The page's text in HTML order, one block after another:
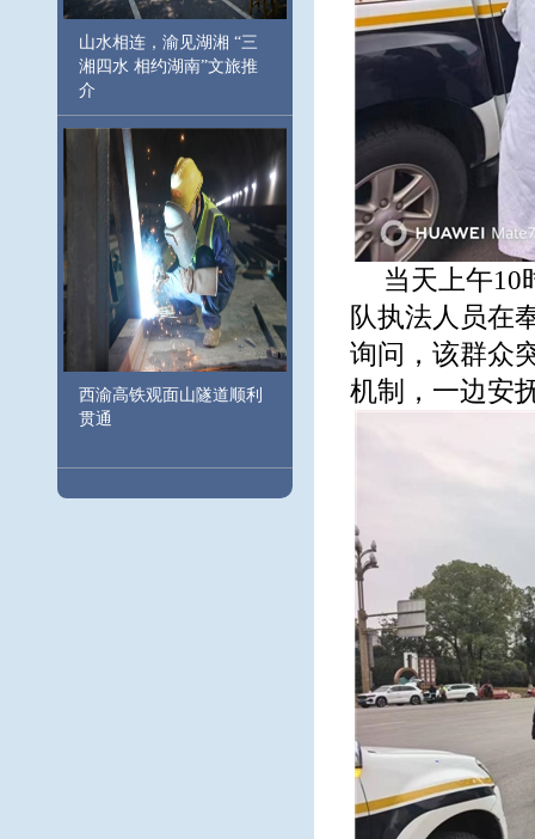
山水相连，渝见湖湘 “三
湘四水 相约湖南”文旅推
介
西渝高铁观面山隧道顺利
贯通
当天上午10
队执法人员在
询问，该群众
机制，一边安